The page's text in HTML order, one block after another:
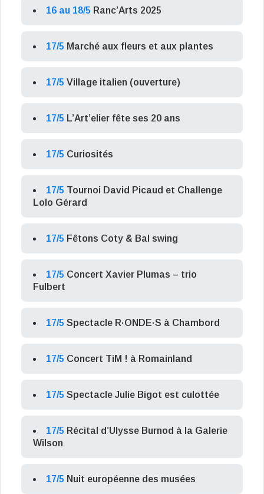
16 au 18/5 Ranc’Arts 2025
17/5 Marché aux fleurs et aux plantes
17/5 Village italien (ouverture)
17/5 L’Art’elier fête ses 20 ans
17/5 Curiosités
17/5 Tournoi David Picaud et Challenge
Lolo Gérard
17/5 Fêtons Coty & Bal swing
17/5 Concert Xavier Plumas – trio
Fulbert
17/5 Spectacle R·ONDE·S à Chambord
17/5 Concert TiM ! à Romainland
17/5 Spectacle Julie Bigot est culottée
17/5 Récital d’Ulysse Burnod à la Galerie
Wilson
17/5 Nuit européenne des musées